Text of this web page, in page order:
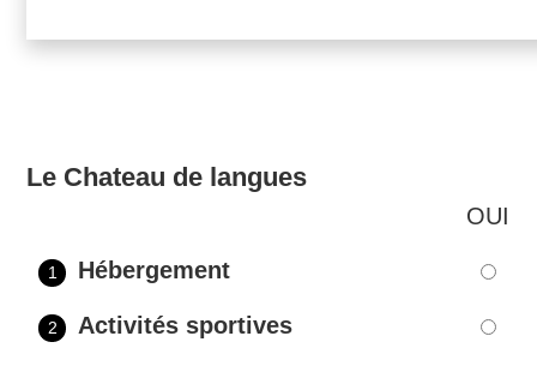
Le Chateau de langues
OUI
1 Hébergement
2 Activités sportives